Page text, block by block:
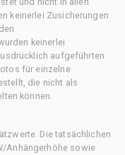
keinerlei Zusicherungen
keinerlei
aufgeführten
für einzelne
die nicht als
können.
Die tatsächlichen
Anhängerhöhe sowie